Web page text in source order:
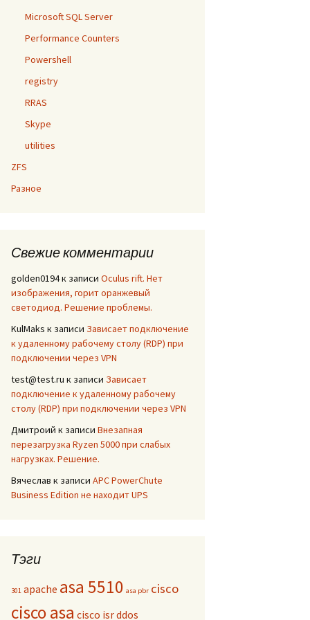
Microsoft SQL Server
Performance Counters
Powershell
registry
RRAS
Skype
utilities
ZFS
Разное
Свежие комментарии
golden0194к записи Oculus rift. Нет
изображения, горит оранжевый
светодиод. Решение проблемы.
KulMaks к записи Зависает подключение
к удаленному рабочему столу (RDP) при
подключении через VPN
test@test.ru к записи Зависает
подключение к удаленному рабочему
столу (RDP) при подключении через VPN
Дмитроий к записи Внезапная
перезагрузка Ryzen 5000 при слабых
нагрузках. Решение.
Вячеслав к записи APC PowerChute
Business Edition не находит UPS
Тэги
301 apache asa 5510 asa pbr cisco
cisco asa cisco isrddos